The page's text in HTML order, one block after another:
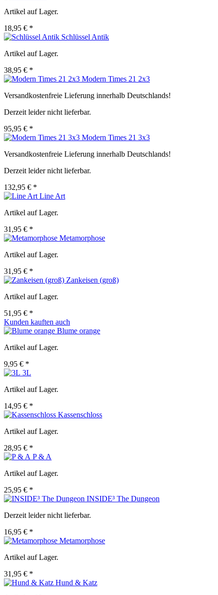
Artikel auf Lager.
18,95 € *
Schlüssel Antik
Artikel auf Lager.
38,95 € *
Modern Times 21 2x3
Versandkostenfreie Lieferung innerhalb Deutschlands!
Derzeit leider nicht lieferbar.
95,95 € *
Modern Times 21 3x3
Versandkostenfreie Lieferung innerhalb Deutschlands!
Derzeit leider nicht lieferbar.
132,95 € *
Line Art
Artikel auf Lager.
31,95 € *
Metamorphose
Artikel auf Lager.
31,95 € *
Zankeisen (groß)
Artikel auf Lager.
51,95 € *
Kunden kauften auch
Blume orange
Artikel auf Lager.
9,95 € *
3L
Artikel auf Lager.
14,95 € *
Kassenschloss
Artikel auf Lager.
28,95 € *
P & A
Artikel auf Lager.
25,95 € *
INSIDE³ The Dungeon
Derzeit leider nicht lieferbar.
16,95 € *
Metamorphose
Artikel auf Lager.
31,95 € *
Hund & Katz